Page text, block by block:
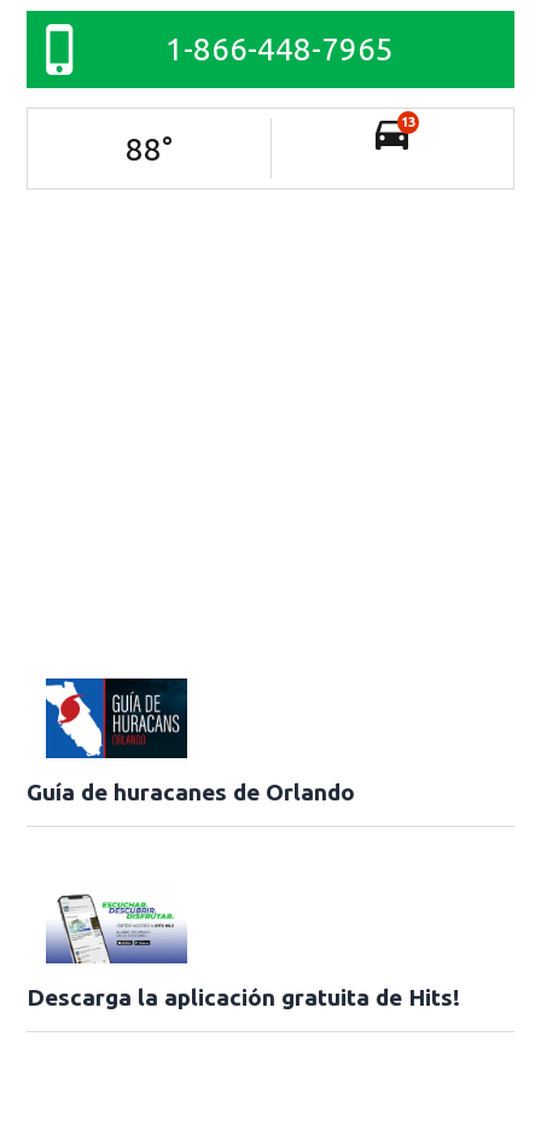
1-866-448-7965
88°
13
Guía de huracanes de Orlando
Descarga la aplicación gratuita de Hits!